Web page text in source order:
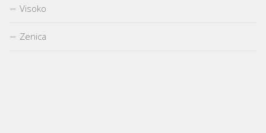
Visoko
Zenica